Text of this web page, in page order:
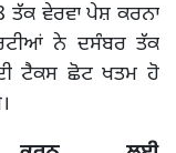
ਵੇਰਵਾ ਪੇਸ਼ ਕਰਨਾ
ਨੇ ਦਸੰਬਰ ਤੱਕ
ਟੈਕਸ ਛੋਟ ਖਤਮ ਹੋ